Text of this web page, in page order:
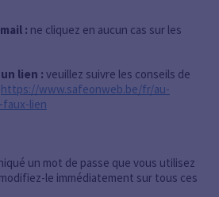
: ne cliquez en aucun cas sur les
lien : veuillez suivre les conseils de
https://www.safeonweb.be/fr/au-
faux-lien
un mot de passe que vous utilisez
le immédiatement sur tous ces